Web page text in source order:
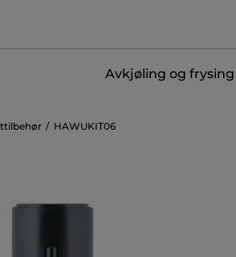
Avkjøling og frysing
HAWUKIT06